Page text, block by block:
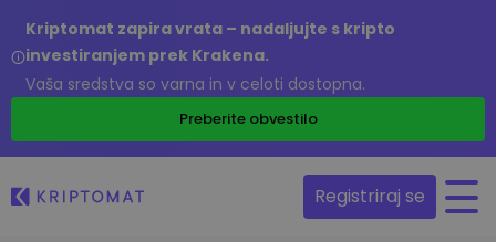
Kriptomat zapira vrata – nadaljujte s kripto
investiranjem prek Krakena.
Vaša sredstva so varna in v celoti dostopna.
Preberite obvestilo
Registriraj se